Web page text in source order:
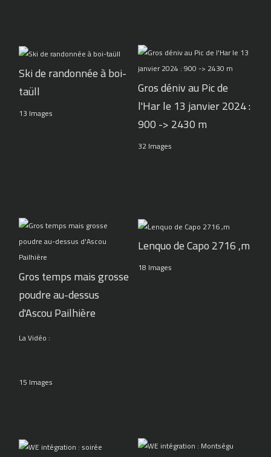
Ski de randonnée à boi-
taüll
13 Images
Gros déniv au Pic de
l'Har le 13 janvier 2024 :
900 -> 2430 m
32 Images
Gros temps mais grosse
poudre au-dessus
d'Ascou Pailhière
La Vidéo :
15 Images
Lenquo de Capo 2716 ,m
18 Images